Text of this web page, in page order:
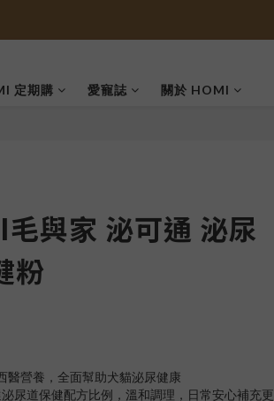
定期購 愛寵誌 關於 HOMI
與家 泌可通 泌尿
粉
醫營養，全面幫助犬貓泌尿健康
尿道保健配方比例，溫和調理，日常安心補充更